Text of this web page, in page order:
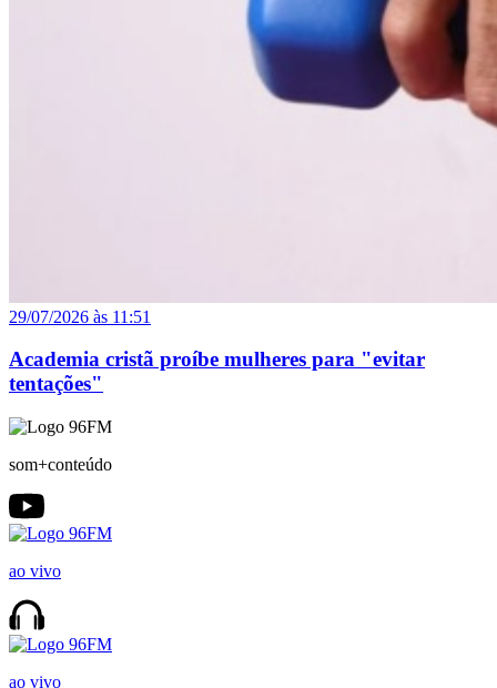
29/07/2026 às 11:51
Academia cristã proíbe mulheres para "evitar
tentações"
som+conteúdo
ao vivo
ao vivo